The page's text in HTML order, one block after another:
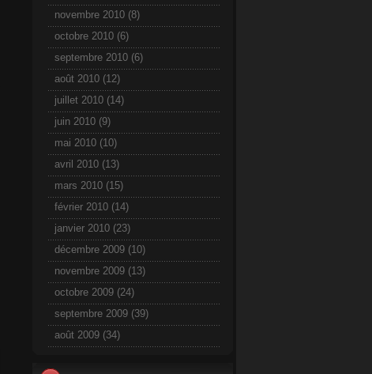
novembre 2010 (8)
octobre 2010 (6)
septembre 2010 (6)
août 2010 (12)
juillet 2010 (14)
juin 2010 (9)
mai 2010 (10)
avril 2010 (13)
mars 2010 (15)
février 2010 (14)
janvier 2010 (23)
décembre 2009 (10)
novembre 2009 (13)
octobre 2009 (24)
septembre 2009 (39)
août 2009 (34)